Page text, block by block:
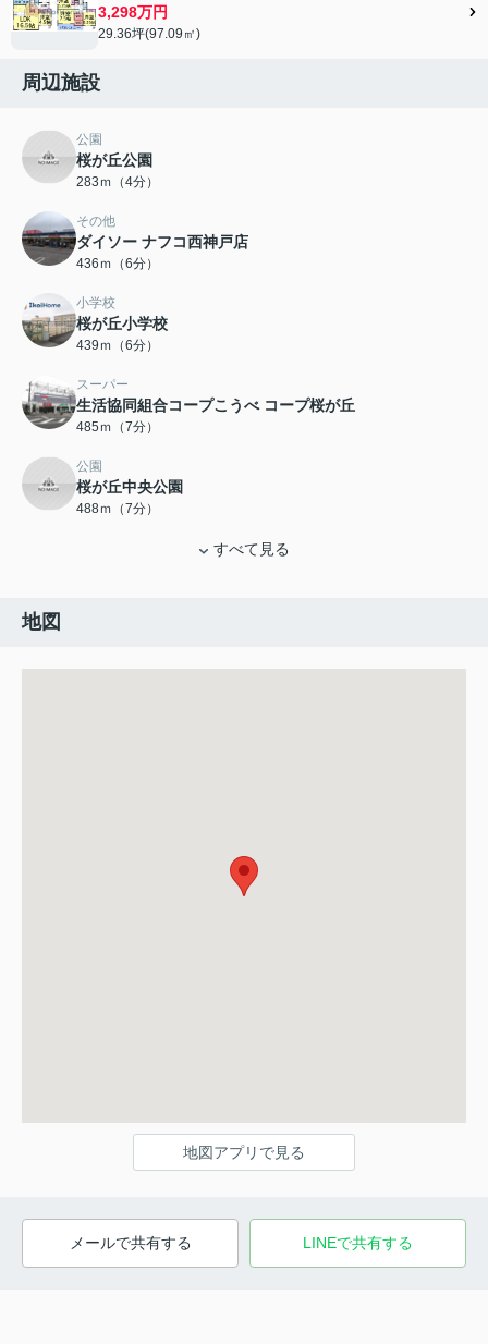
3,298万円
29.36坪(97.09㎡)
周辺施設
公園
桜が丘公園
283ｍ（4分）
その他
ダイソー ナフコ西神戸店
436ｍ（6分）
小学校
桜が丘小学校
439ｍ（6分）
スーパー
生活協同組合コープこうべ コープ桜が丘
485ｍ（7分）
公園
桜が丘中央公園
488ｍ（7分）
すべて見る
地図
地図アプリで見る
メールで共有する LINEで共有する